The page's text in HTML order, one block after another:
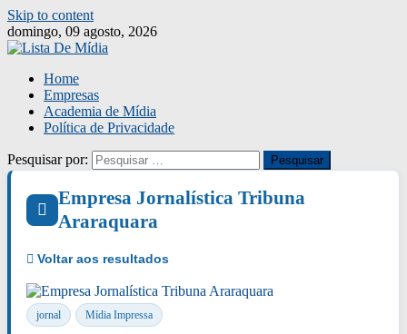
Skip to content
domingo, 09 agosto, 2026
Home
Empresas
Academia de Mídia
Política de Privacidade
Pesquisar por:
Empresa Jornalística Tribuna
Araraquara
jornal Mídia Impressa